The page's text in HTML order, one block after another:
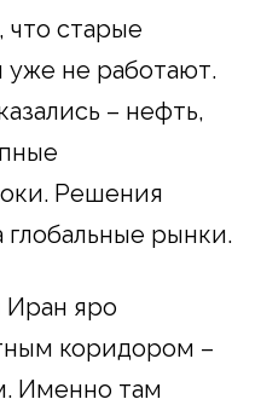
что старые
уже не работают.
– нефть,
Решения
глобальные рынки.
Иран яро
коридором –
Именно там